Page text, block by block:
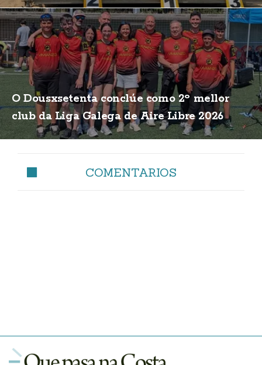
O Dousxsetenta conclúe como 2º mellor
club da Liga Galega de Aire Libre 2026
COMENTARIOS